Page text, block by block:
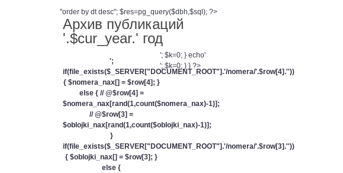
''order by dt desc"; $res=pg_query($dbh,$sql); ?>
Архив публикаций
'.$cur_year.' год
'; $k=0; } echo'
';
if(file_exists($_SERVER["DOCUMENT_ROOT"].'/nomera/'.$row[4].''))
{ $nomera_nax[] = $row[4]; }
else { // @$row[4] =
$nomera_nax[rand(1,count($nomera_nax)-1)];
// @$row[3] =
$oblojki_nax[rand(1,count($oblojki_nax)-1)];
}
if(file_exists($_SERVER["DOCUMENT_ROOT"].'/nomera/'.$row[3].''))
{ $oblojki_nax[] = $row[3]; }
else {
'; $k=0; } } ?>